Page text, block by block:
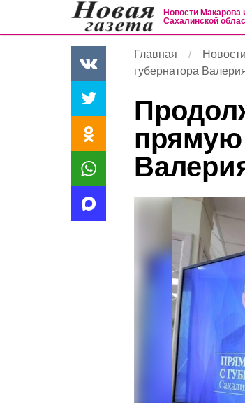
Новости Макарова
Сахалинской
Главная Новости
губернатора
прямую